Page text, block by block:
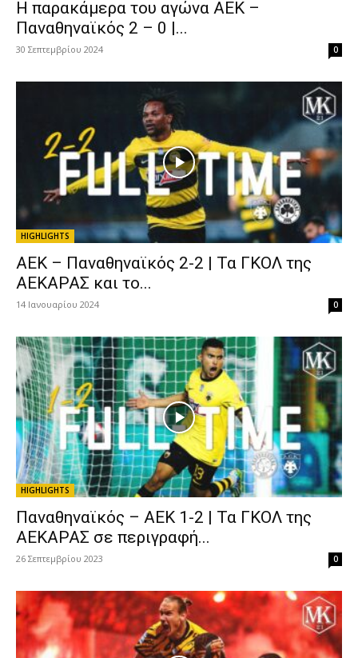
Η παρακάμερα του αγώνα ΑΕΚ –
Παναθηναϊκός 2 – 0 |...
30 Σεπτεμβρίου 2024 0
HIGHLIGHTS
ΑΕΚ – Παναθηναϊκός 2-2 | Τα ΓΚΟΛ της
ΑΕΚΑΡΑΣ και το...
14 Ιανουαρίου 2024 0
HIGHLIGHTS
Παναθηναϊκός – ΑΕΚ 1-2 | Τα ΓΚΟΛ της
ΑΕΚΑΡΑΣ σε περιγραφή...
26 Σεπτεμβρίου 2023 0